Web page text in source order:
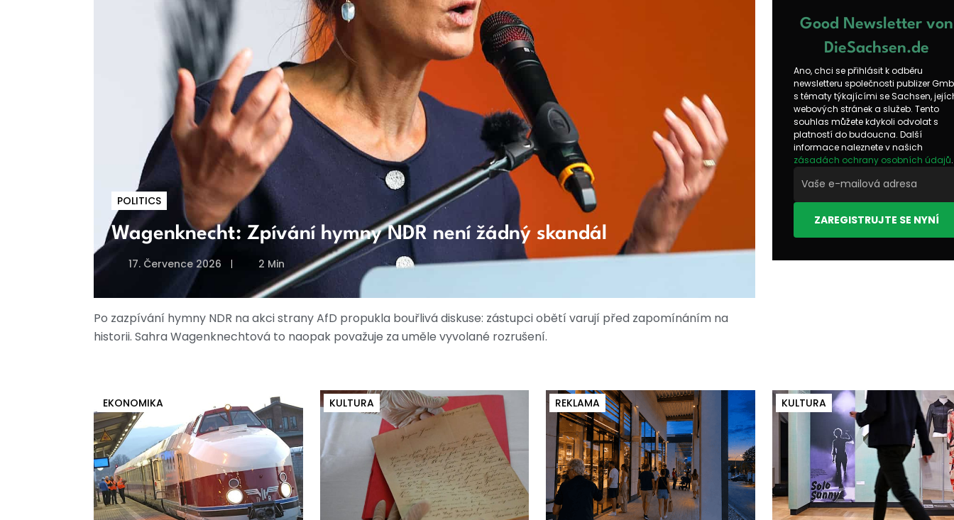
POLITICS
Wagenknecht: Zpívání hymny NDR není žádný skandál
17. Července 2026 2 Min
Po zazpívání hymny NDR na akci strany AfD propukla bouřlivá diskuse: zástupci obětí varují před zapomínáním na
historii. Sahra Wagenknechtová to naopak považuje za uměle vyvolané rozrušení.
Good Newsletter von
DieSachsen.de
Ano, chci se přihlásit k odběru
newsletteru společnosti publizer
s tématy týkajícími se Sachsen,
webových stránek a služeb. Tento
souhlas můžete kdykoli odvolat s
platností do budoucna. Další
informace naleznete v našich
zásadách ochrany osobních údajů.
ZAREGISTRUJTE SE NYNÍ
EKONOMIKA KULTURA REKLAMA KULTURA